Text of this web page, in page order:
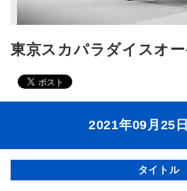
東京スカパラダイスオ
2021年09月25日
タイトル